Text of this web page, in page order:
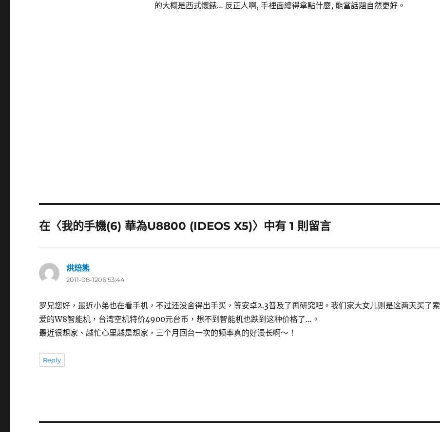
的大概是西式懷錶… 反正人啊, 手裡面總得拿點什麼, 能當話題自然更好。
在〈我的手機(6) 華為U8800 (IDEOS X5)〉中有 1 則留言
烘焙熊
示:
2011-08-1206:53:44
罗兄您好，最近小弟也在看手机，不过还没舍得出手买，等安卓2.3普及了再研究吧。我们家大女儿则是这两天买了索
爱的W8智能机，台湾空机特价4900元台币，想不到智能机也跌到这种价格了…。
最近很想家、越忙心里越是想家，三个月回台一次的频率真的好漫长啊～！
Reply